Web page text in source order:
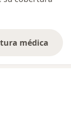
médica